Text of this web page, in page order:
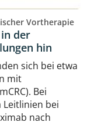
Vortherapie
der
hin
sich bei etwa
mit
Bei
bei
nach